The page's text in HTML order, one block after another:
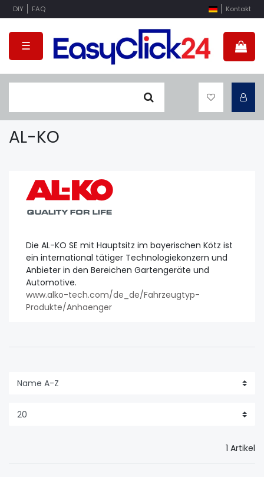
DIY FAQ Kontakt
☰
AL-KO
Die AL-KO SE mit Hauptsitz im bayerischen Kötz ist
ein international tätiger Technologiekonzern und
Anbieter in den Bereichen Gartengeräte und
Automotive.
www.alko-tech.com/de_de/Fahrzeugtyp-
Produkte/Anhaenger
1 Artikel